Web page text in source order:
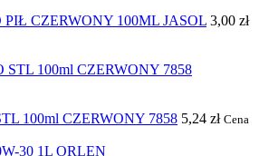
PIŁ CZERWONY 100ML JASOL 3,00 zł
100ml CZERWONY 7858 5,24 zł Cena